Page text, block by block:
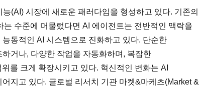
(AI) 시장에 새로운 패러다임을 형성하고 있다. 기존의
수준에 머물렀다면 AI 에이전트는 전반적인 맥락을
동적인 AI 시스템으로 진화하고 있다. 단순한
거나, 다양한 작업을 자동화하며, 복잡한
를 크게 확장시키고 있다. 혁신적인 변화는 AI
지고 있다. 글로벌 리서치 기관 마켓&마케츠(Market &